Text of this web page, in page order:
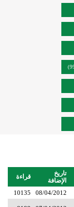
تاريخ
الإضافة
قراءة
08/04/2012
10135